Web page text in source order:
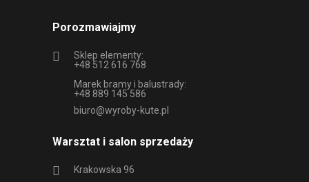
Porozmawiajmy
Sklep elementy:
+48 512 616 768
Marek bramy i balustrady:
+48 889 145 586
biuro@wyroby-kute.pl
Warsztat i salon sprzedaży
Krakowska 96